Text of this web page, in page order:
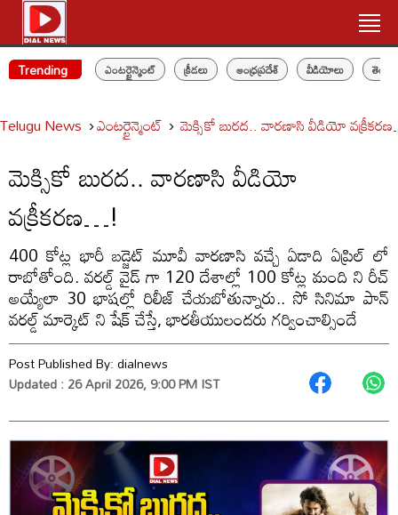
Trending ఎంటర్టైన్మెంట్ క్రీడలు ఆంధ్రప్రదేశ్ వీడియోలు
Telugu News ఎంటర్టైన్మెంట్ మెక్సికో బురద.. వారణాసి వీడియో
మెక్సికో బురద.. వారణాసి వీడియో
వక్రీకరణ…!
400 కోట్ల భారీ బడ్జెట్ మూవీ వారణాసి వచ్చే ఏడాది ఏప్రిల్ లో
రాబోతోంది. వరల్డ్ వైడ్ గా 120 దేశాల్లో 100 కోట్ల మంది ని రీచ్
అయ్యేలా 30 భాషల్లో రిలీజ్ చేయబోతున్నారు.. సో సినిమా పాన్
వరల్డ్ మార్కెట్ ని షేక్ చేస్తే, భారతీయులందరు గర్వించాల్సిందే
Post Published By:dialnews
Updated : 26 April 2026, 9:00 PM IST